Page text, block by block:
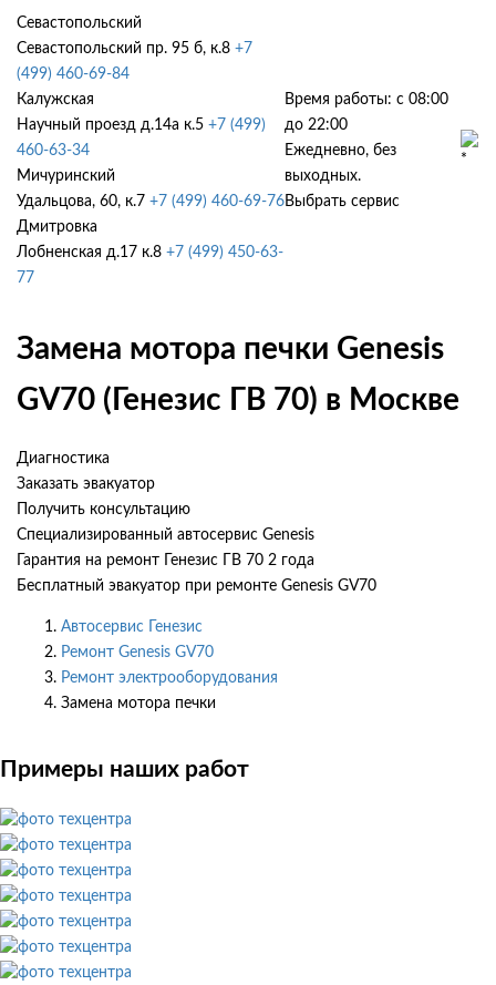
Севастопольский
Севастопольский пр. 95 б, к.8 +7
(499) 460-69-84
Калужская
Научный проезд д.14а к.5 +7 (499)
460-63-34
Мичуринский
Удальцова, 60, к.7 +7 (499) 460-69-76
Дмитровка
Лобненская д.17 к.8 +7 (499) 450-63-
77
Время работы: с 08:00
до 22:00
Ежедневно, без
выходных.
Выбрать сервис
Замена мотора печки Genesis
GV70 (Генезис ГВ 70) в Москве
Диагностика
Заказать эвакуатор
Получить консультацию
Специализированный автосервис Genesis
Гарантия на ремонт Генезис ГВ 70 2 года
Бесплатный эвакуатор при ремонте Genesis GV70
Автосервис Генезис
Ремонт Genesis GV70
Ремонт электрооборудования
Замена мотора печки
Примеры наших работ